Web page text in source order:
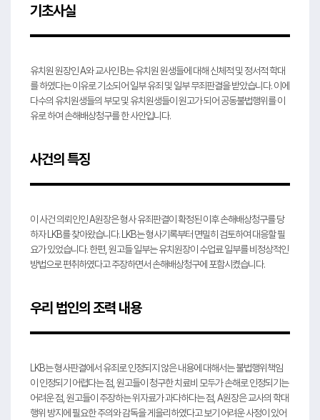
기초사실
유치원 원장인 A와 교사인 B는 유치원 원생들에 대해 신체적 및 정서적 학대
를 하였다는 이유로 기소되어 일부 유죄 및 일부 무죄판결을 받았습니다. 이에
다수의 유치원생들의 부모 및 유치원생들이 원고가 되어 공동불법행위를 이
유로 하여 손해배상청구를 한 사안입니다.
사건의 특징
이 사건 의뢰인인 A원장은 형사 유죄판결이 확정된 이후 손해배상청구를 당
하자 LKB를 찾아왔습니다. LKB는 형사기록부터 면밀히 검토하여 대응할 필
요가 있었습니다. 한편, 원고들 일부는 유치원장이 수업료 일부를 비정상적인
방법으로 편취하였다고 주장하면서 손해배상청구에 포함시켰습니다.
우리 법인의 조력 내용
LKB는 형사판결에서 유죄로 인정되지 않은 내용에 대해서는 불법행위책임
이 인정되기 어렵다는 점, 원고들이 청구한 치료비 모두가 손해로 인정되기는
어려운 점, 원고들이 주장하는 위자료가 과다하다는 점, A원장은 교사의 학대
행위 방지에 필요한 주의와 감독을 게을리하였다고 보기 어려운 사정이 있어